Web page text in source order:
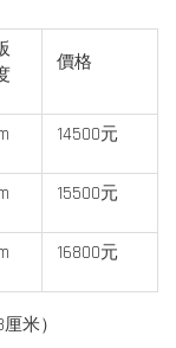
價格
14500元
15500元
16800元
米）